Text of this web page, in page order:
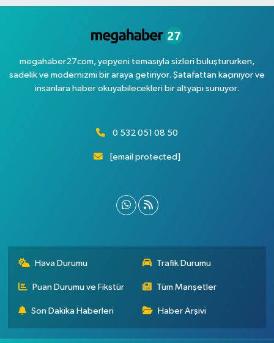
megahaber27com, yepyeni temasıyla sizleri buluştururken,
sadelik ve modernizmi bir araya getiriyor. Şatafattan kaçınıyor ve
insanlara haber okuyabilecekleri bir altyapı sunuyor.
0 532 051 08 50
[email protected]
Hava Durumu Trafik Durumu
Puan Durumu ve Fikstür Tüm Manşetler
Son Dakika Haberleri Haber Arşivi